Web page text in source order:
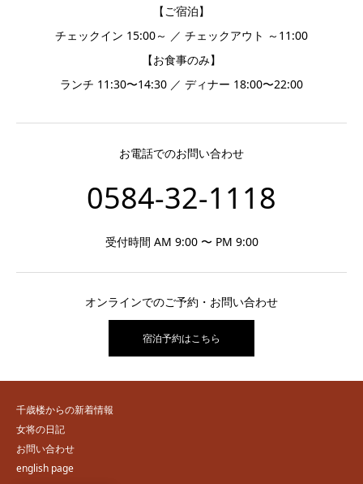
【ご宿泊】
チェックイン 15:00～ ／ チェックアウト ～11:00
【お食事のみ】
ランチ 11:30〜14:30 ／ ディナー 18:00〜22:00
お電話でのお問い合わせ
0584-32-1118
受付時間 AM 9:00 〜 PM 9:00
オンラインでのご予約・お問い合わせ
宿泊予約はこちら
千歳楼からの新着情報
女将の日記
お問い合わせ
english page